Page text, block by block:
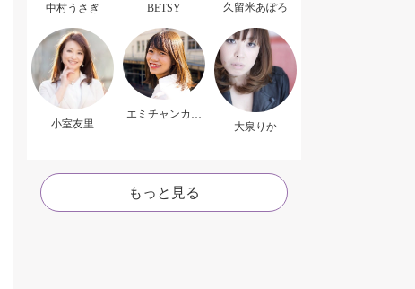
中村うさぎ BETSY 久留米あぽろ
小室友里
エミチャンカパ
大泉りか
もっと見る